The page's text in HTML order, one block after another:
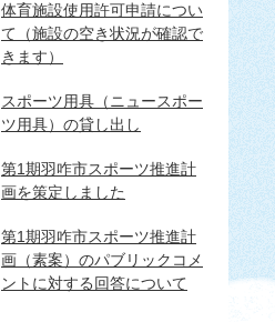
体育施設使用許可申請につい
て（施設の空き状況が確認で
きます）
スポーツ用具（ニュースポー
ツ用具）の貸し出し
第1期羽咋市スポーツ推進計
画を策定しました
第1期羽咋市スポーツ推進計
画（素案）のパブリックコメ
ントに対する回答について